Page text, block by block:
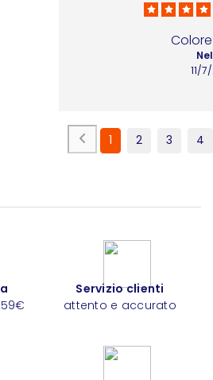
11/
1 2 3 4
Servizio clienti
attento e accurato